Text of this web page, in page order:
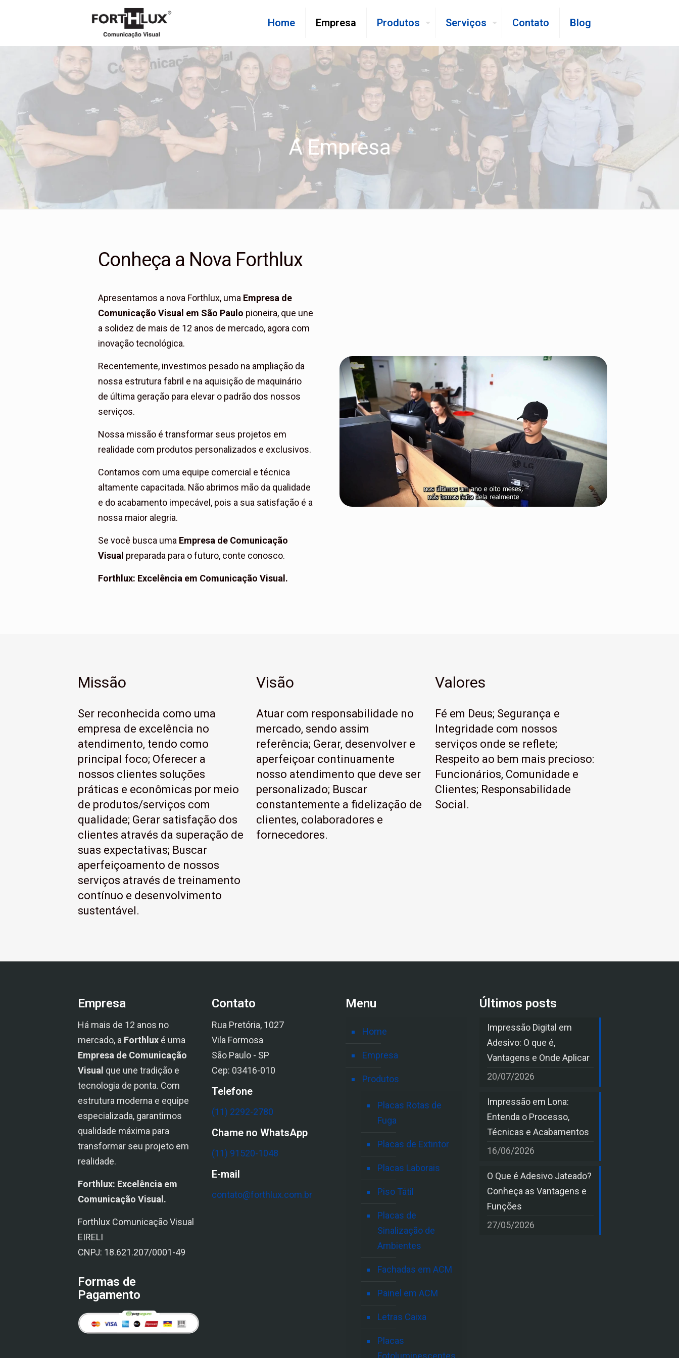
Home Empresa Produtos Serviços Contato Blog
A Empresa
Conheça a Nova Forthlux
Apresentamos a nova Forthlux, uma Empresa de
Comunicação Visual em São Paulo pioneira, que une
a solidez de mais de 12 anos de mercado, agora com
inovação tecnológica.
Recentemente, investimos pesado na ampliação da
nossa estrutura fabril e na aquisição de maquinário
de última geração para elevar o padrão dos nossos
serviços.
Nossa missão é transformar seus projetos em
realidade com produtos personalizados e exclusivos.
Contamos com uma equipe comercial e técnica
altamente capacitada. Não abrimos mão da qualidade
e do acabamento impecável, pois a sua satisfação é a
nossa maior alegria.
Se você busca uma Empresa de Comunicação
Visual preparada para o futuro, conte conosco.
Forthlux: Excelência em Comunicação Visual.
Missão
Ser reconhecida como uma
empresa de excelência no
atendimento, tendo como
principal foco; Oferecer a
nossos clientes soluções
práticas e econômicas por meio
de produtos/serviços com
qualidade; Gerar satisfação dos
clientes através da superação de
suas expectativas; Buscar
aperfeiçoamento de nossos
serviços através de treinamento
contínuo e desenvolvimento
sustentável.
Visão
Atuar com responsabilidade no
mercado, sendo assim
referência; Gerar, desenvolver e
aperfeiçoar continuamente
nosso atendimento que deve ser
personalizado; Buscar
constantemente a fidelização de
clientes, colaboradores e
fornecedores.
Valores
Fé em Deus; Segurança e
Integridade com nossos
serviços onde se reflete;
Respeito ao bem mais precioso:
Funcionários, Comunidade e
Clientes; Responsabilidade
Social.
Empresa
Há mais de 12 anos no
mercado, a Forthlux é uma
Empresa de Comunicação
Visual que une tradição e
tecnologia de ponta. Com
estrutura moderna e equipe
especializada, garantimos
qualidade máxima para
transformar seu projeto em
realidade.
Forthlux: Excelência em
Comunicação Visual.
Forthlux Comunicação Visual
EIRELI
CNPJ: 18.621.207/0001-49
Formas de
Pagamento
Contato
Rua Pretória, 1027
Vila Formosa
São Paulo - SP
Cep: 03416-010
Telefone
(11) 2292-2780
Chame no WhatsApp
(11) 91520-1048
E-mail
contato@forthlux.com.br
Menu
Home
Empresa
Produtos
Placas Rotas de
Fuga
Placas de Extintor
Placas Laborais
Piso Tátil
Placas de
Sinalização de
Ambientes
Fachadas em ACM
Painel em ACM
Letras Caixa
Placas
Fotoluminescentes
Últimos posts
Impressão Digital em
Adesivo: O que é,
Vantagens e Onde Aplicar
20/07/2026
Impressão em Lona:
Entenda o Processo,
Técnicas e Acabamentos
16/06/2026
O Que é Adesivo Jateado?
Conheça as Vantagens e
Funções
27/05/2026